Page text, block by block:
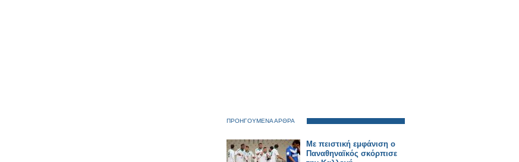
ΠΡΟΗΓΟΥΜΕΝΑ ΑΡΘΡΑ
Με πειστική εμφάνιση ο
Παναθηναϊκός σκόρπισε